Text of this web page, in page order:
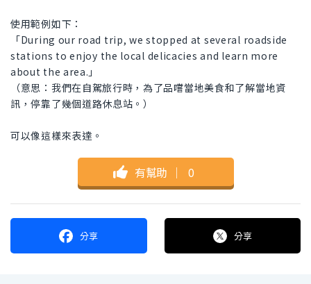
使用範例如下：
「During our road trip, we stopped at several roadside
stations to enjoy the local delicacies and learn more
about the area.」
（意思：我們在自駕旅行時，為了品嚐當地美食和了解當地資
訊，停靠了幾個道路休息站。）
可以像這樣來表達。
有幫助 ｜ 0
分享 分享